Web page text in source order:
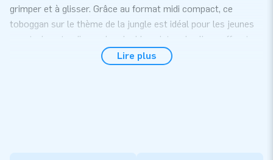
grimper et à glisser. Grâce au format midi compact, ce
toboggan sur le thème de la jungle est idéal pour les jeunes
aventuriers, tandis que les doubles pistes de glisse offrent
encore plus de plaisir et une circulation fluide. Un véritable
Lire plus